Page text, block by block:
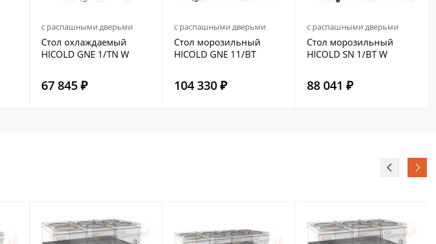
с распашными дверьми
Стол охлаждаемый
HICOLD GNE 1/TN W
67 845 ₽
с распашными дверьми
Стол морозильный
HICOLD GNE 11/BT
104 330 ₽
с распашными дверьми
Стол морозильный
HICOLD SN 1/BT W
88 041 ₽